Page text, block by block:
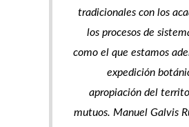
tradicionales con los
los procesos de
como el que estamos
expedición
apropiación del
mutuos. Manuel Galvis